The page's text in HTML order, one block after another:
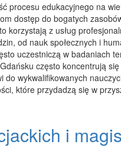
procesu edukacyjnego na
dostęp do bogatych
korzystają z usług
od nauk społecznych i
uczestniczą w badaniach
często koncentrują
do wykwalifikowanych
które przydadzą się w
i